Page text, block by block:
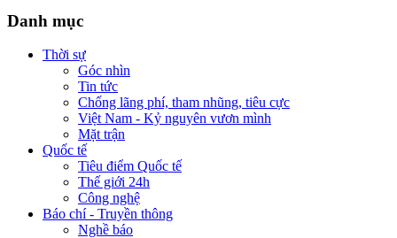
Danh mục
Thời sự
Góc nhìn
Tin tức
Chống lãng phí, tham nhũng, tiêu cực
Việt Nam - Kỷ nguyên vươn mình
Mặt trận
Quốc tế
Tiêu điểm Quốc tế
Thế giới 24h
Công nghệ
Báo chí - Truyền thông
Nghề báo